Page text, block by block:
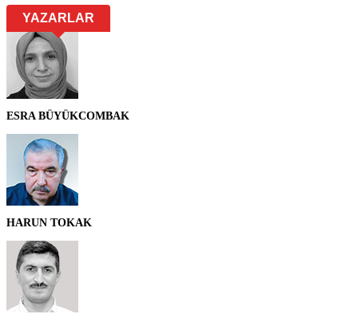
YAZARLAR
ESRA BÜYÜKCOMBAK
HARUN TOKAK